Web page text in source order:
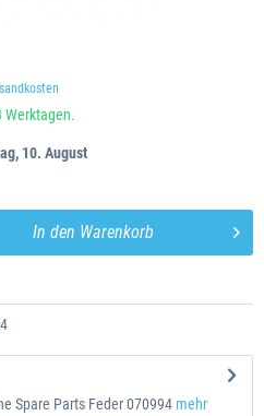
Werktagen.
10. August
In den Warenkorb
Spare Parts Feder 070994 mehr